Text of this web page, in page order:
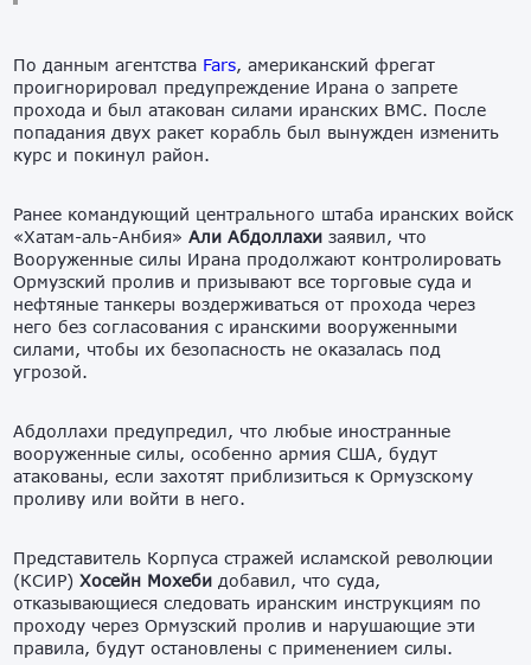
По данным агентства Fars, американский фрегат
проигнорировал предупреждение Ирана о запрете
прохода и был атакован силами иранских ВМС. После
попадания двух ракет корабль был вынужден изменить
курс и покинул район.
Ранее командующий центрального штаба иранских войск
«Хатам-аль-Анбия»Али Абдоллахи заявил, что
Вооруженные силы Ирана продолжают контролировать
Ормузский пролив и призывают все торговые суда и
нефтяные танкеры воздерживаться от прохода через
него без согласования с иранскими вооруженными
силами, чтобы их безопасность не оказалась под
угрозой.
Абдоллахи предупредил, что любые иностранные
вооруженные силы, особенно армия США, будут
атакованы, если захотят приблизиться к Ормузскому
проливу или войти в него.
Представитель Корпуса стражей исламской революции
(КСИР)Хосейн Мохеби добавил, что суда,
отказывающиеся следовать иранским инструкциям по
проходу через Ормузский пролив и нарушающие эти
правила, будут остановлены с применением силы.